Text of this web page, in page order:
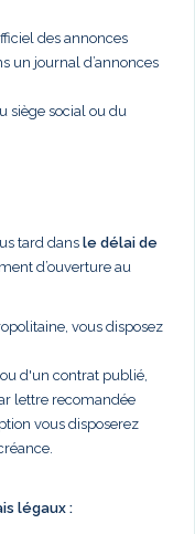
des annonces
un journal d’annonces
siège social ou du
tard dans le délai de
d’ouverture au
vous disposez
d'un contrat publié,
lettre recomandée
vous disposerez
légaux :